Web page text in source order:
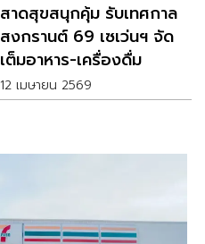
สาดสุขสนุกคุ้ม รับเทศกาล
สงกรานต์ 69 เซเว่นฯ จัด
เต็มอาหาร-เครื่องดื่ม
พร้อมโปร 7Meal Deal
12 เมษายน 2569